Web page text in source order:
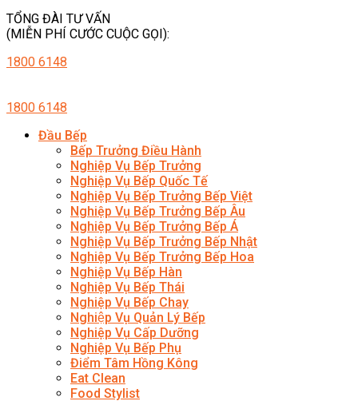
TỔNG ĐÀI TƯ VẤN
(MIỄN PHÍ CƯỚC CUỘC GỌI):
1800 6148
1800 6148
Đầu Bếp
Bếp Trưởng Điều Hành
Nghiệp Vụ Bếp Trưởng
Nghiệp Vụ Bếp Quốc Tế
Nghiệp Vụ Bếp Trưởng Bếp Việt
Nghiệp Vụ Bếp Trưởng Bếp Âu
Nghiệp Vụ Bếp Trưởng Bếp Á
Nghiệp Vụ Bếp Trưởng Bếp Nhật
Nghiệp Vụ Bếp Trưởng Bếp Hoa
Nghiệp Vụ Bếp Hàn
Nghiệp Vụ Bếp Thái
Nghiệp Vụ Bếp Chay
Nghiệp Vụ Quản Lý Bếp
Nghiệp Vụ Cấp Dưỡng
Nghiệp Vụ Bếp Phụ
Điểm Tâm Hồng Kông
Eat Clean
Food Stylist